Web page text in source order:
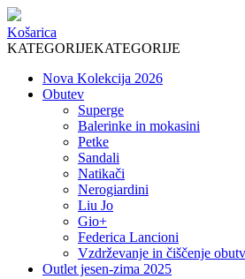
Košarica
KATEGORIJEKATEGORIJE
Nova Kolekcija 2026
Obutev
Superge
Balerinke in mokasini
Petke
Sandali
Natikači
Nerogiardini
Liu Jo
Gio+
Federica Lancioni
Vzdrževanje in čiščenje
Outlet jesen-zima 2025